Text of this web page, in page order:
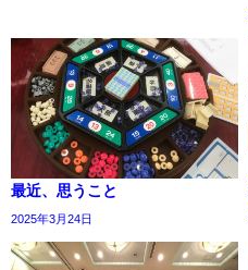
最近、思うこと
2025年3月24日